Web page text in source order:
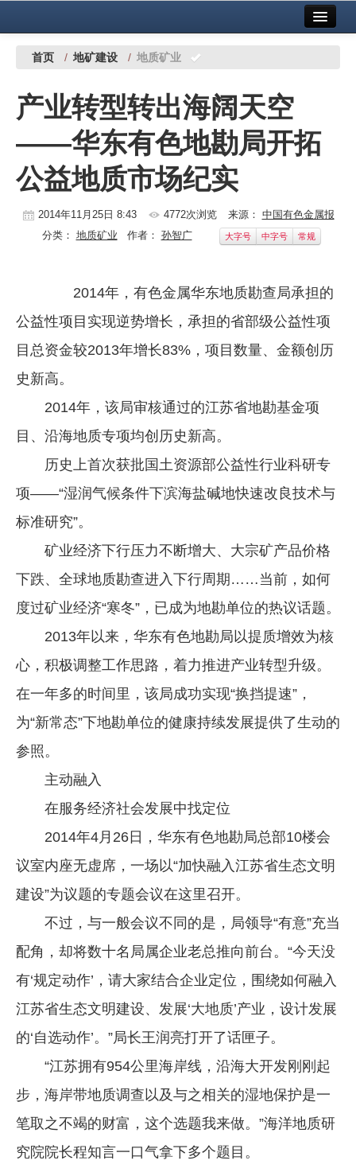
中国有色金属报社主办 广告服务
铜镍铅锌
铝
稀有稀土
有色市场
科技
党建工作
企业文化
《资源再生》杂志
行情报价
首页 / 地矿建设 / 地质矿业
产业转型转出海阔天空
——华东有色地勘局开拓
公益地质市场纪实
2014年11月25日 8:43 4772次浏览 来源： 中国有色金属报
分类： 地质矿业 作者： 孙智广 大字号 中字号 常规
2014年，有色金属华东地质勘查局承担的
公益性项目实现逆势增长，承担的省部级公益性项
目总资金较2013年增长83%，项目数量、金额创历
史新高。
2014年，该局审核通过的江苏省地勘基金项
目、沿海地质专项均创历史新高。
历史上首次获批国土资源部公益性行业科研专
项——“湿润气候条件下滨海盐碱地快速改良技术与
标准研究”。
矿业经济下行压力不断增大、大宗矿产品价格
下跌、全球地质勘查进入下行周期……当前，如何
度过矿业经济“寒冬”，已成为地勘单位的热议话题。
2013年以来，华东有色地勘局以提质增效为核
心，积极调整工作思路，着力推进产业转型升级。
在一年多的时间里，该局成功实现“换挡提速”，
为“新常态”下地勘单位的健康持续发展提供了生动的
参照。
主动融入
在服务经济社会发展中找定位
2014年4月26日，华东有色地勘局总部10楼会
议室内座无虚席，一场以“加快融入江苏省生态文明
建设”为议题的专题会议在这里召开。
不过，与一般会议不同的是，局领导“有意”充当
配角，却将数十名局属企业老总推向前台。“今天没
有‘规定动作’，请大家结合企业定位，围绕如何融入
江苏省生态文明建设、发展‘大地质’产业，设计发展
的‘自选动作’。”局长王润亮打开了话匣子。
“江苏拥有954公里海岸线，沿海大开发刚刚起
步，海岸带地质调查以及与之相关的湿地保护是一
笔取之不竭的财富，这个选题我来做。”海洋地质研
究院院长程知言一口气拿下多个题目。